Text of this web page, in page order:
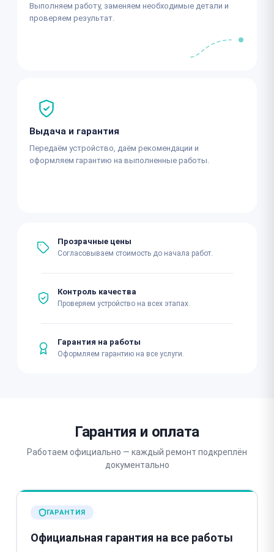
Выполняем работу, заменяем необходимые детали и
проверяем результат.
Выдача и гарантия
Передаём устройство, даём рекомендации и
оформляем гарантию на выполненные работы.
Прозрачные цены
Согласовываем стоимость до начала работ.
Контроль качества
Проверяем устройство на всех этапах.
Гарантия на работы
Оформляем гарантию на все услуги.
Гарантия и оплата
Работаем официально — каждый ремонт подкреплён
документально
ГАРАНТИЯ
Официальная гарантия на все работы